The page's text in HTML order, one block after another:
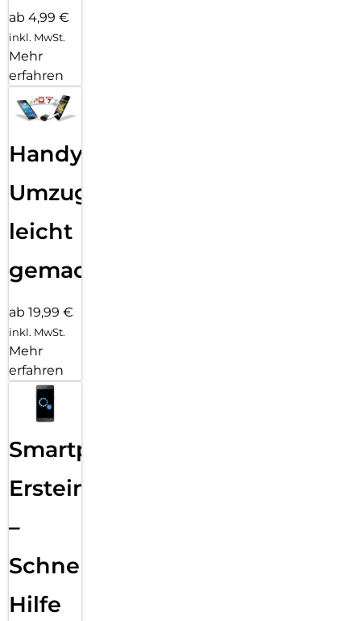
ab 4,99 €
inkl. MwSt.
Mehr
erfahren
Handy
Umzug
leicht
gemacht!
ab 19,99 €
inkl. MwSt.
Mehr
erfahren
Smartphone
Ersteinrichtung
–
Schnelle
Hilfe